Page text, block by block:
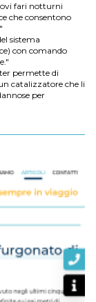
fari notturni
che consentono
sistema
con comando
permette di
catalizzatore che li
per